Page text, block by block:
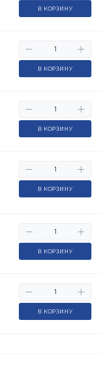
В КОРЗИНУ
В КОРЗИНУ
В КОРЗИНУ
В КОРЗИНУ
В КОРЗИНУ
В КОРЗИНУ